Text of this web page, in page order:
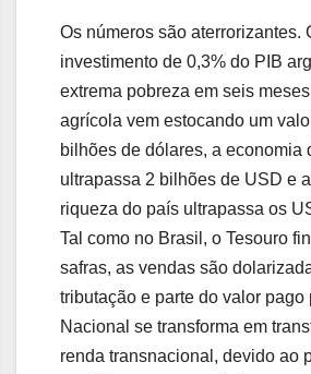
Os números são aterrorizantes.
investimento de 0,3% do PIB
extrema pobreza em seis
agrícola vem estocando um
bilhões de dólares, a economia
ultrapassa 2 bilhões de USD e
riqueza do país ultrapassa os
Tal como no Brasil, o Tesouro
safras, as vendas são
tributação e parte do valor pago
Nacional se transforma em
renda transnacional, devido ao